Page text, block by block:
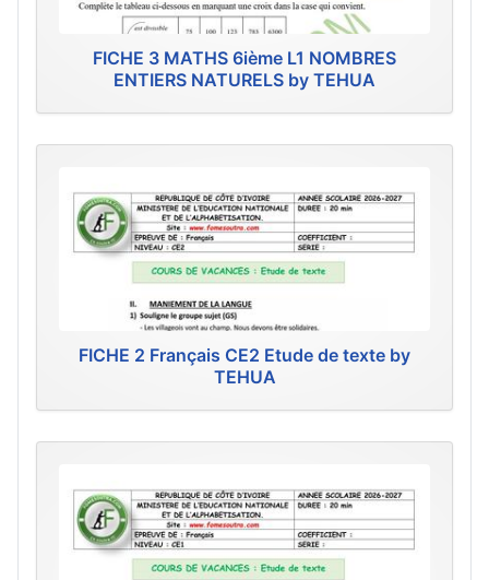
FICHE 3 MATHS 6ième L1 NOMBRES
ENTIERS NATURELS by TEHUA
FICHE 2 Français CE2 Etude de texte by
TEHUA